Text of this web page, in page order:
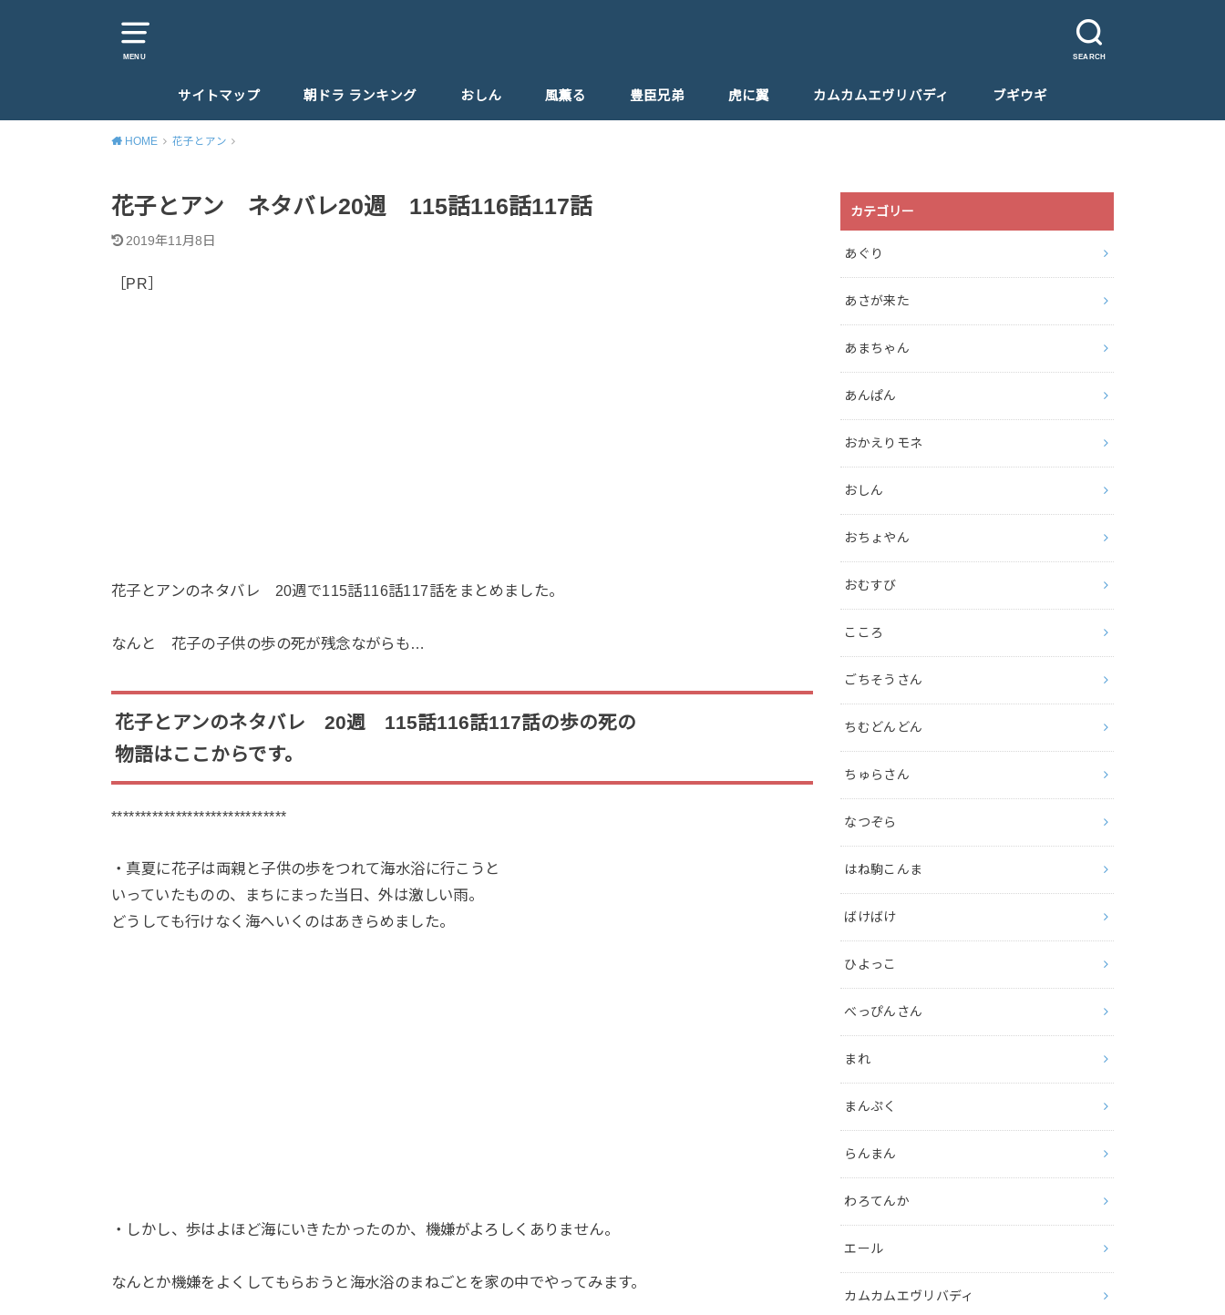
MENU SEARCH
サイトマップ 朝ドラ ランキング おしん 風薫る 豊臣兄弟 虎に翼 カムカムエヴリバディ ブギウギ
HOME 花子とアン
花子とアン ネタバレ20週 115話116話117話
2019年11月8日
［PR］
花子とアンのネタバレ 20週で115話116話117話をまとめました。
なんと 花子の子供の歩の死が残念ながらも…
花子とアンのネタバレ 20週 115話116話117話の歩の死の
物語はここからです。
******************************
・真夏に花子は両親と子供の歩をつれて海水浴に行こうと
いっていたものの、まちにまった当日、外は激しい雨。
どうしても行けなく海へいくのはあきらめました。
・しかし、歩はよほど海にいきたかったのか、機嫌がよろしくありません。
なんとか機嫌をよくしてもらおうと海水浴のまねごとを家の中でやってみます。
カテゴリー
あぐり
あさが来た
あまちゃん
あんぱん
おかえりモネ
おしん
おちょやん
おむすび
こころ
ごちそうさん
ちむどんどん
ちゅらさん
なつぞら
はね駒こんま
ばけばけ
ひよっこ
べっぴんさん
まれ
まんぷく
らんまん
わろてんか
エール
カムカムエヴリバディ